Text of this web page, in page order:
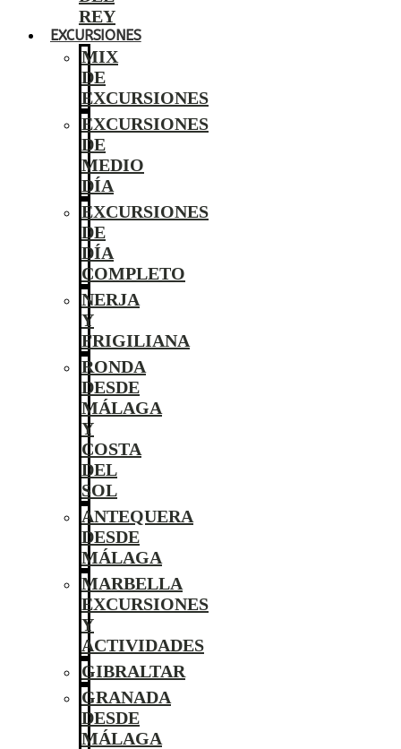
REY
EXCURSIONES
MIX
DE
EXCURSIONES
EXCURSIONES
DE
MEDIO
DÍA
EXCURSIONES
DE
DÍA
COMPLETO
NERJA
Y
FRIGILIANA
RONDA
DESDE
MÁLAGA
Y
COSTA
DEL
SOL
ANTEQUERA
DESDE
MÁLAGA
MARBELLA
EXCURSIONES
Y
ACTIVIDADES
GIBRALTAR
GRANADA
DESDE
MÁLAGA